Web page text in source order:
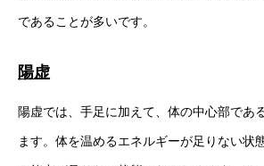
であることが多いです。
陽虚
陽虚では、手足に加えて、体の中心部であ
ます。体を温めるエネルギーが足りない状